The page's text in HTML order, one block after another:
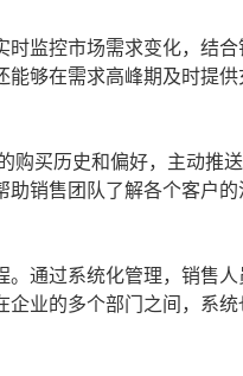
监控市场需求变化，结
够在需求高峰期及时提供
购买历史和偏好，主动推
销售团队了解各个客户的
通过系统化管理，销售
业的多个部门之间，系